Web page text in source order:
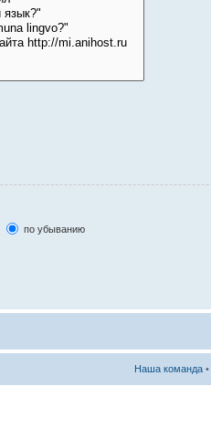
по убыванию
Наша команда •